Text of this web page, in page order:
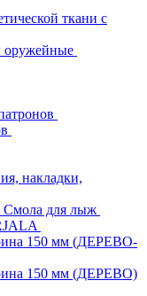
ткани с
оружейные
накладки,
Смола для лыж
150 мм (ДЕРЕВО-
150 мм (ДЕРЕВО)